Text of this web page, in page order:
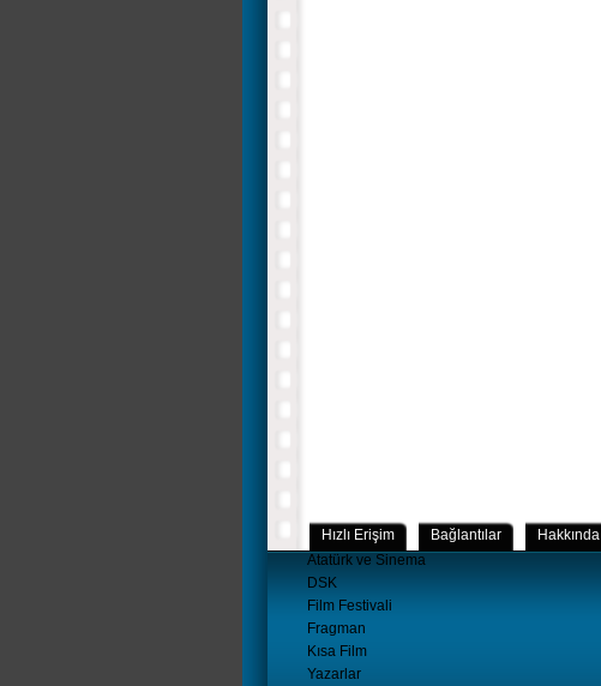
Hızlı Erişim Bağlantılar Hakkında
Atatürk ve Sinema
DSK
Film Festivali
Fragman
Kısa Film
Yazarlar